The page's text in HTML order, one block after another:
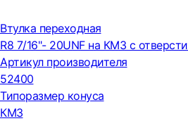
Втулка переходная
R8 7/16"- 20UNF на КМ3 с
Артикул производителя
52400
Типоразмер конуса
КМ3